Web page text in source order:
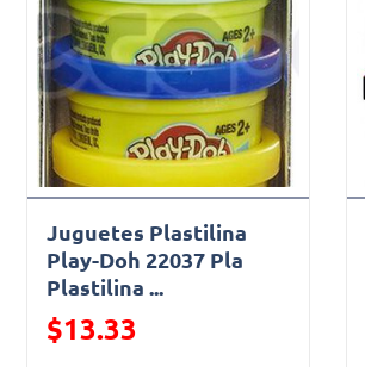
Juguetes Plastilina
Play-Doh 22037 Pla
Plastilina ...
Precio reducido de
$13.33